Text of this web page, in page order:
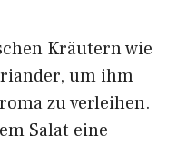
Kräutern wie
um ihm
zu verleihen.
Salat eine